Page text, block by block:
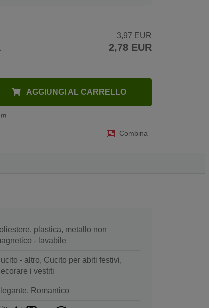
3,97 EUR
2,78 EUR
AGGIUNGI AL CARRELLO
Combina
plastica, metallo non
- lavabile
- altro, Cucito per abiti festivi,
i vestiti
Romantico